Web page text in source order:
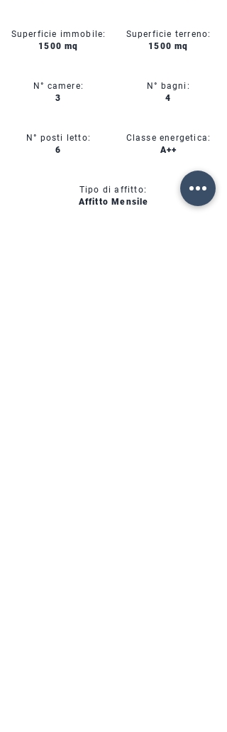
Superficie immobile:
1500 mq
N° camere:
3
N° posti letto:
6
Superficie terreno:
1500 mq
N° bagni:
4
Classe energetica:
A++
Tipo di affitto:
Affitto Mensile